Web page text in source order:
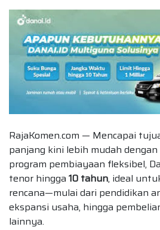
RajaKomen.com — Mencapai
panjang kini lebih mudah dengan
program pembiayaan fleksibel,
tenor hingga 10 tahun, ideal
rencana—mulai dari pendidikan
ekspansi usaha, hingga
lainnya.